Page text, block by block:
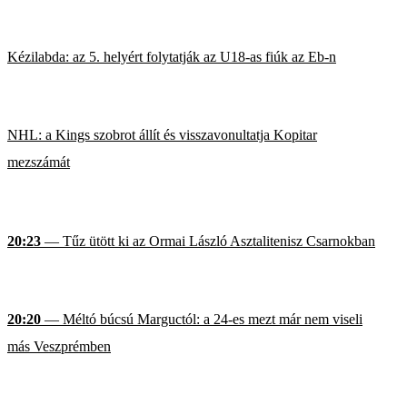
Kézilabda: az 5. helyért folytatják az U18-as fiúk az Eb-n
NHL: a Kings szobrot állít és visszavonultatja Kopitar
mezszámát
20:23 — Tűz ütött ki az Ormai László Asztalitenisz Csarnokban
20:20 — Méltó búcsú Marguctól: a 24-es mezt már nem viseli
más Veszprémben